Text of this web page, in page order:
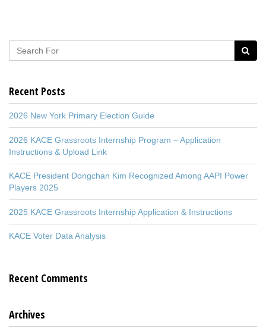
Recent Posts
2026 New York Primary Election Guide
2026 KACE Grassroots Internship Program – Application
Instructions & Upload Link
KACE President Dongchan Kim Recognized Among AAPI Power
Players 2025
2025 KACE Grassroots Internship Application & Instructions
KACE Voter Data Analysis
Recent Comments
Archives